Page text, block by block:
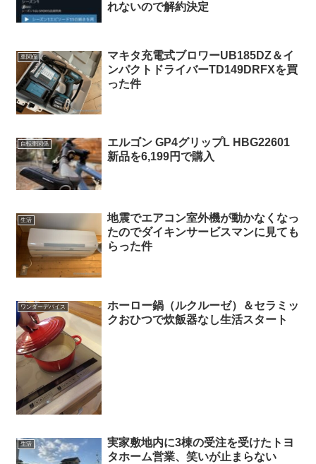
れないので解約決定
車関係
マキタ充電式ブロワーUB185DZ＆イ
ンパクトドライバーTD149DRFXを買
った件
自転車関係
エルゴン GP4グリップL HBG22601
新品を6,199円で購入
生活
地震でエアコン室外機が動かなくなっ
たのでダイキンサービスマンに見ても
らった件
ワンダーデバイス
ホーロー鍋（ルクルーゼ）＆セラミッ
クおひつで炊飯器なし生活スタート
生活
実家敷地内に3棟の受注を受けたトヨ
タホーム営業、笑いが止まらない